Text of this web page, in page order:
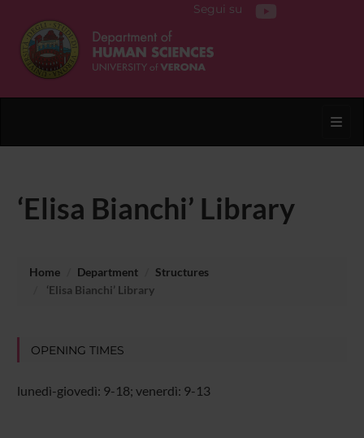
Segui su
‘Elisa Bianchi’ Library
Home Department
Structures
‘Elisa Bianchi’ Library
OPENING TIMES
lunedì-giovedì: 9-18; venerdì: 9-13